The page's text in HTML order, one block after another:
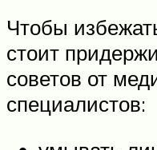
Чтобы
стоит
советов от
специалистов: